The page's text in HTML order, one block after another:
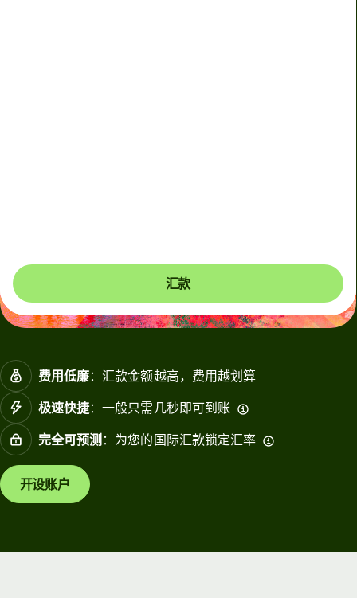
汇款
费用低廉：汇款金额越高，费用越划算
极速快捷：一般只需几秒即可到账
完全可预测 ：为您的国际汇款锁定汇率
开设账户